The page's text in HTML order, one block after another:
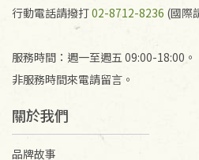
行動電話請撥打02-8712-8236 (國際
服務時間：週一至週五 09:00-18:00。
非服務時間來電請留言。
關於我們
品牌故事